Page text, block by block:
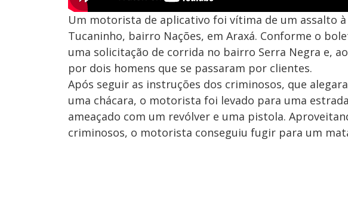
Um motorista de aplicativo foi vítima de um assalto
Tucaninho, bairro Nações, em Araxá. Conforme o
uma solicitação de corrida no bairro Serra Negra e,
por dois homens que se passaram por clientes.
Após seguir as instruções dos criminosos, que
uma chácara, o motorista foi levado para uma
ameaçado com um revólver e uma pistola.
criminosos, o motorista conseguiu fugir para um